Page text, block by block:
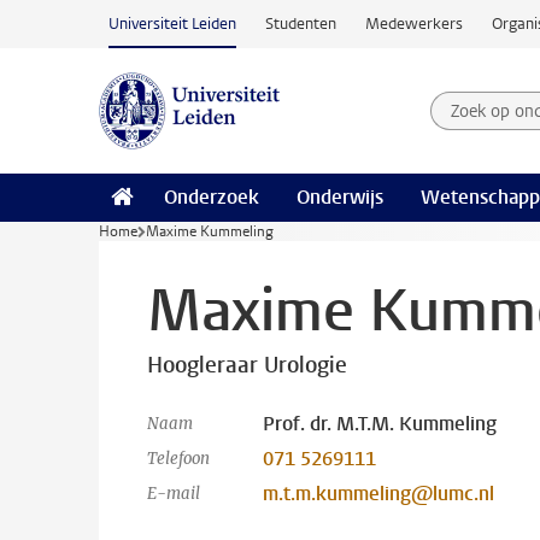
Ga naar hoofdinhoud
Universiteit Leiden Studenten Medewerkers
Zoek op
Zoekterm
Onderzoek Onderwijs
Home Maxime Kummeling
Maxime
Hoogleraar Urologie
Naam Prof. dr. M.T.M. Kummeling
Telefoon 071 5269111
E-mail m.t.m.kummeling@lumc.nl